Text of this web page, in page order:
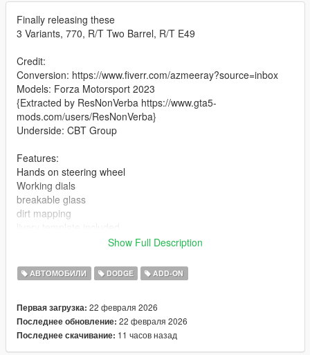
Finally releasing these
3 Variants, 770, R/T Two Barrel, R/T E49
Credit:
Conversion: https://www.fiverr.com/azmeeray?source=inbox
Models: Forza Motorsport 2023
{Extracted by ResNonVerba https://www.gta5-
mods.com/users/ResNonVerba}
Underside: CBT Group
Features:
Hands on steering wheel
Working dials
breakable glass
dirt mapping
Bugs/Disclaimers:
770 has a 440 instead of a 318
Change log-------------------
Show Full Description
АВТОМОБИЛИ DODGE ADD-ON
Первая загрузка: 22 февраля 2026
Последнее обновление: 22 февраля 2026
Последнее скачивание: 11 часов назад